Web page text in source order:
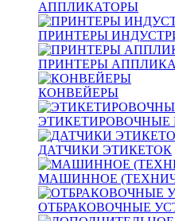
АППЛИКАТОРЫ
ПРИНТЕРЫ
ПРИНТЕРЫ
КОНВЕЙЕРЫ
ДАТЧИКИ ЭТИКЕТОК
МАШИННОЕ
ОТБРАКОВОЧНЫЕ